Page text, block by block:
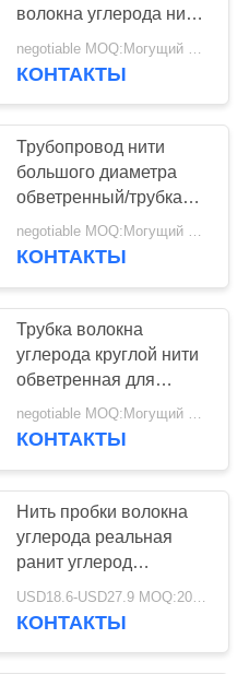
22
волокна углерода нити
обветренной
особенная
negotiable MOQ:Могущий быть предметом переговоров
КОНТАКТЫ
Трубопровод нити
большого диаметра
обветренный/трубка
сильного волокна
углерода круглая
negotiable MOQ:Могущий быть предметом переговоров
КОНТАКТЫ
Трубка волокна
углерода круглой нити
обветренная для
морской,
автомобильной
negotiable MOQ:Могущий быть предметом переговоров
КОНТАКТЫ
Нить пробки волокна
углерода реальная
ранит углерод
воинской зеленой
картины полный
КОНТАКТЫ